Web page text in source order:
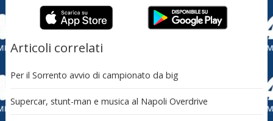
Articoli correlati
Per il Sorrento avvio di campionato da big
Supercar, stunt-man e musica al Napoli Overdrive